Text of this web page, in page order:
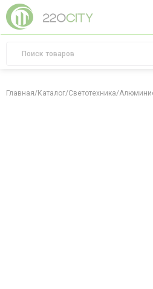
Главная/Каталог/Светотехника/